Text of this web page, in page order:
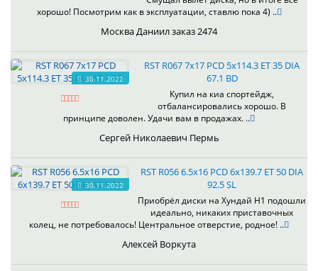
хорошо! Посмотрим как в эксплуатации, ставлю пока 4) ..
Москва Даниил заказ 2474
30.11.2022
RST R067 7x17 PCD 5x114.3 ET 35 DIA
67.1 BD
Купил на киа спортейдж,
отбалансировались хорошо. В
принципе доволен. Удачи вам в продажах. ..
Сергей Николаевич Пермь
30.11.2022
RST R056 6.5x16 PCD 6x139.7 ET 50 DIA
92.5 SL
Приобрёл диски на Хундай H1 подошли
идеально, никаких приставочных
колец, не потребовалось! Центральное отверстие, родное! ..
Алексей Воркута